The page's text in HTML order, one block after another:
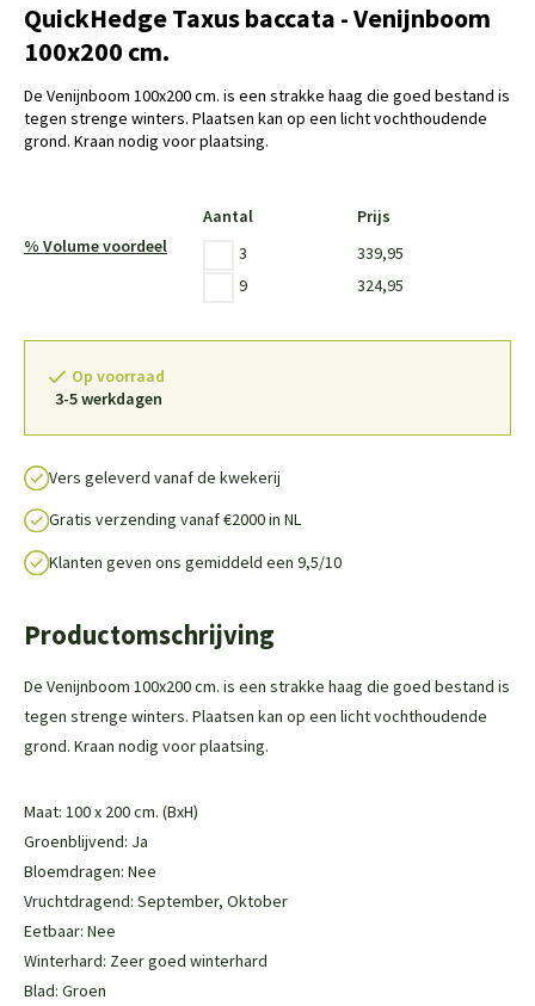
QuickHedge Taxus baccata - Venijnboom
100x200 cm.
De Venijnboom 100x200 cm. is een strakke haag die goed bestand is
tegen strenge winters. Plaatsen kan op een licht vochthoudende
grond. Kraan nodig voor plaatsing.
% Volume voordeel
Aantal
Prijs
3
339,95
9
324,95
Op voorraad
3-5 werkdagen
Vers geleverd vanaf de kwekerij
Gratis verzending vanaf €2000 in NL
Klanten geven ons gemiddeld een 9,5/10
Productomschrijving
De Venijnboom 100x200 cm. is een strakke haag die goed bestand is
tegen strenge winters. Plaatsen kan op een licht vochthoudende
grond. Kraan nodig voor plaatsing.
Maat: 100 x 200 cm. (BxH)
Groenblijvend: Ja
Bloemdragen: Nee
Vruchtdragend: September, Oktober
Eetbaar: Nee
Winterhard: Zeer goed winterhard
Blad: Groen